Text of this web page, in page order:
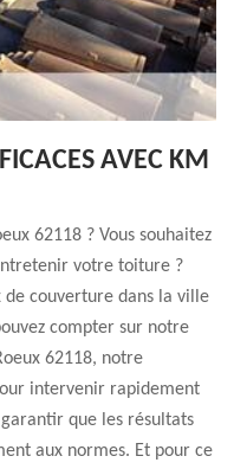
AVEC KM
62118 ? Vous souhaitez
votre toiture ?
de couverture dans la ville
compter sur notre
62118, notre
intervenir rapidement
que les résultats
aux normes. Et pour ce